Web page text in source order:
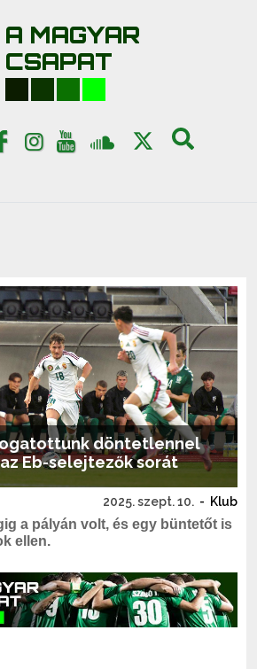
A MAGYAR
CSAPAT
döntetlennel
Eb-selejtezők sorát
2025. szept. 10. - Klub
a pályán volt, és egy büntetőt is
ellen.